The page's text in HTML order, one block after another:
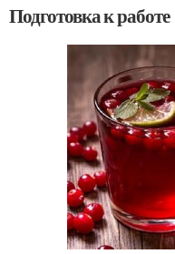
Подготовка к работе